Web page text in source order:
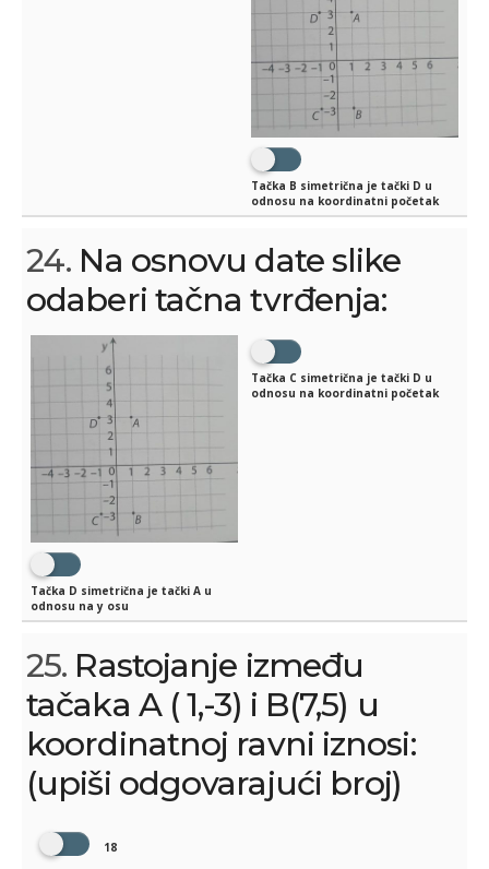
Tačka B simetrična je tački D u
odnosu na koordinatni početak
24. Na osnovu date slike
odaberi tačna tvrđenja:
Tačka D simetrična je tački A u
odnosu na y osu
Tačka C simetrična je tački D u
odnosu na koordinatni početak
25. Rastojanje između
tačaka A ( 1,-3) i B(7,5) u
koordinatnoj ravni iznosi:
(upiši odgovarajući broj)
18